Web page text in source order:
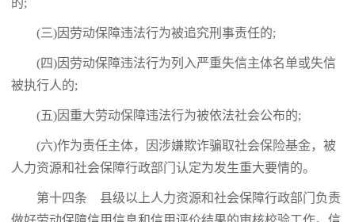
的;
(三)因劳动保障违法行为被追究刑事责任的;
(四)因劳动保障违法行为列入严重失信主体名单或失信
被执行人的;
(五)因重大劳动保障违法行为被依法社会公布的;
(六)作为责任主体，因涉嫌欺诈骗取社会保险基金，被
人力资源和社会保障行政部门认定为发生重大要情的。
第十四条 县级以上人力资源和社会保障行政部门负责